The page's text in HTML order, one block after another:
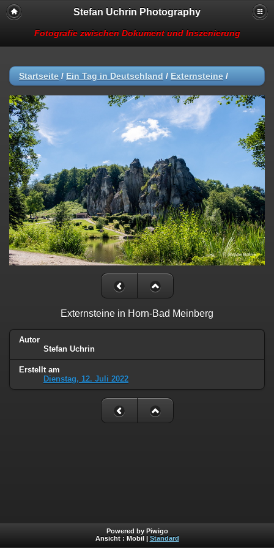
Stefan Uchrin Photography
Fotografie zwischen Dokument und Inszenierung
Startseite / Ein Tag in Deutschland / Externsteine /
Externsteine in Horn-Bad Meinberg
Autor
Stefan Uchrin
Erstellt am
Dienstag, 12. Juli 2022
Powered by Piwigo
Ansicht : Mobil Standard